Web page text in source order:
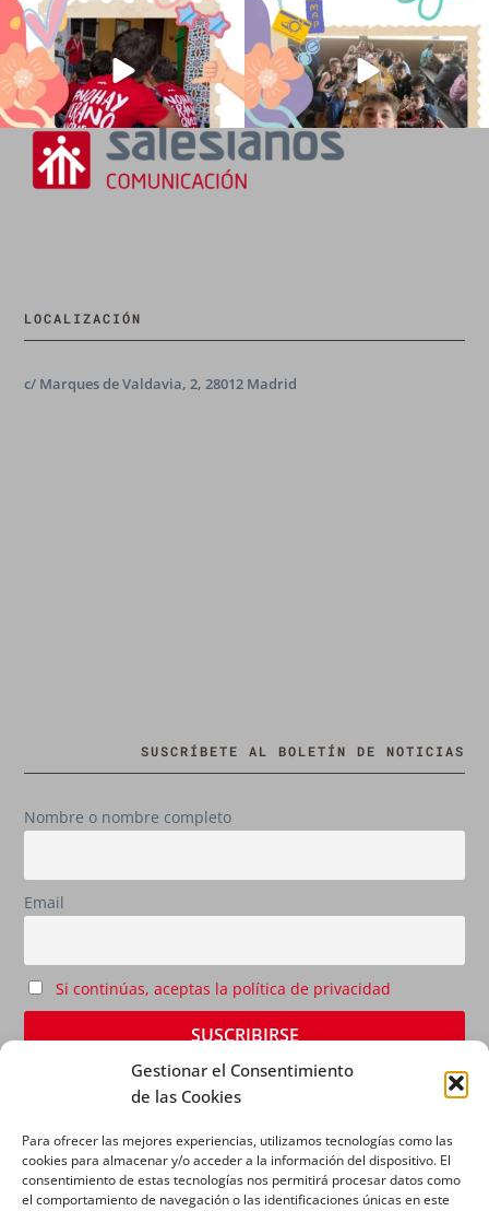
Gestionar el Consentimiento
de las Cookies
Para ofrecer las mejores experiencias, utilizamos tecnologías como las
cookies para almacenar y/o acceder a la información del dispositivo. El
consentimiento de estas tecnologías nos permitirá procesar datos como
el comportamiento de navegación o las identificaciones únicas en este
0
LOCALIZACIÓN
c/ Marques de Valdavia, 2, 28012 Madrid
SUSCRÍBETE AL BOLETÍN DE NOTICIAS
Nombre o nombre completo
Email
Si continúas, aceptas la política de privacidad